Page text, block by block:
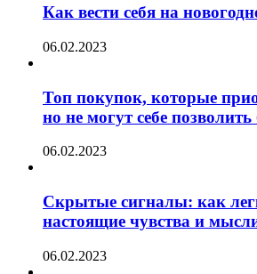
Как вести себя на
06.02.2023
Топ покупок, которые
но не могут себе
06.02.2023
Скрытые сигналы: как
настоящие чувства и
06.02.2023